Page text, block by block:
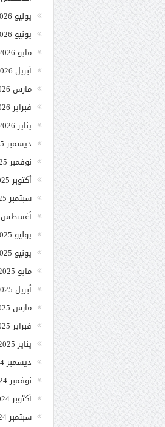
يوليو 2026
يونيو 2026
مايو 2026
أبريل 2026
مارس 2026
فبراير 2026
يناير 2026
ديسمبر 2025
نوفمبر 2025
أكتوبر 2025
سبتمبر 2025
أغسطس 2025
يوليو 2025
يونيو 2025
مايو 2025
أبريل 2025
مارس 2025
فبراير 2025
يناير 2025
ديسمبر 2024
نوفمبر 2024
أكتوبر 2024
سبتمبر 2024